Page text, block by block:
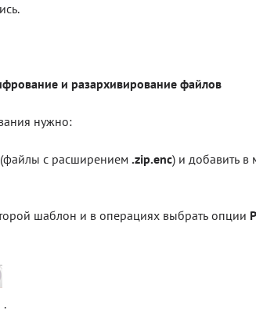
и разархивирование файлов
нужно:
с расширением .zip.enc) и добавить в
шаблон и в операциях выбрать опции
.